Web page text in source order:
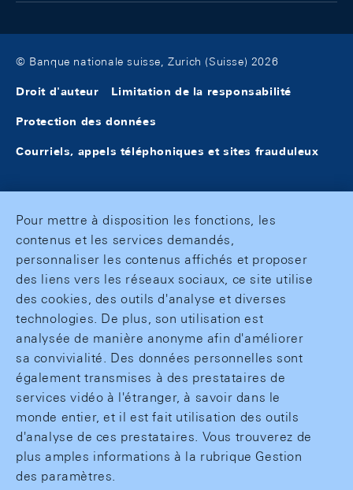
© Banque nationale suisse, Zurich (Suisse) 2026
Droit d'auteur Limitation de la responsabilité
Protection des données
Courriels, appels téléphoniques et sites frauduleux
Pour mettre à disposition les fonctions, les
contenus et les services demandés,
personnaliser les contenus affichés et proposer
des liens vers les réseaux sociaux, ce site utilise
des cookies, des outils d'analyse et diverses
technologies. De plus, son utilisation est
analysée de manière anonyme afin d'améliorer
sa convivialité. Des données personnelles sont
également transmises à des prestataires de
services vidéo à l'étranger, à savoir dans le
monde entier, et il est fait utilisation des outils
d'analyse de ces prestataires. Vous trouverez de
plus amples informations à la rubrique Gestion
des paramètres.